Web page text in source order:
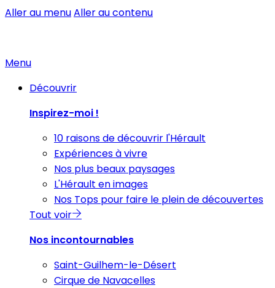
Aller au menuAller au contenu
Menu
Découvrir
Inspirez-moi !
10 raisons de découvrir l'Hérault
Expériences à vivre
Nos plus beaux paysages
L'Hérault en images
Nos Tops pour faire le plein de découvertes
Tout voir
Nos incontournables
Saint-Guilhem-le-Désert
Cirque de Navacelles